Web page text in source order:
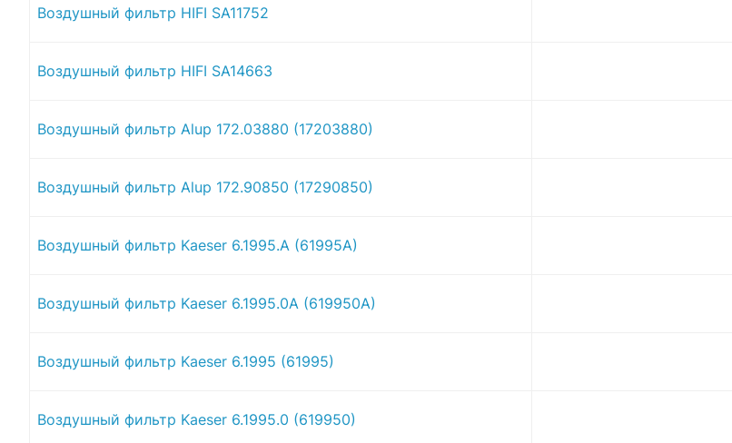
Воздушный фильтр HIFI SA11752
Воздушный фильтр HIFI SA14663
Воздушный фильтр Alup 172.03880 (17203880)
Воздушный фильтр Alup 172.90850 (17290850)
Воздушный фильтр Kaeser 6.1995.A (61995A)
Воздушный фильтр Kaeser 6.1995.0A (619950A)
Воздушный фильтр Kaeser 6.1995 (61995)
Воздушный фильтр Kaeser 6.1995.0 (619950)